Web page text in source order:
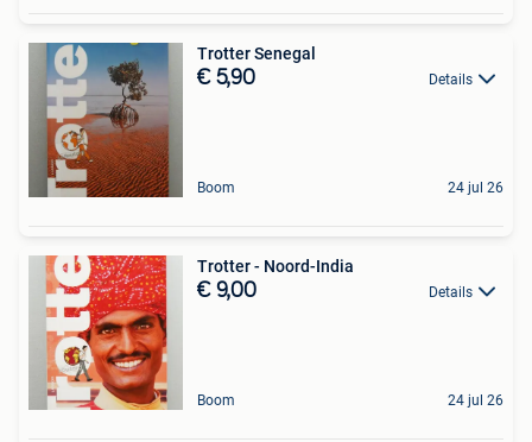
Trotter Senegal
€ 5,90 Details
Boom 24 jul 26
Trotter - Noord-India
€ 9,00 Details
Boom 24 jul 26